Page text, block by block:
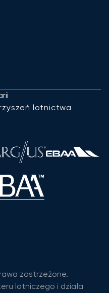
lotnictwa
zastrzeżone.
lotniczego i działa